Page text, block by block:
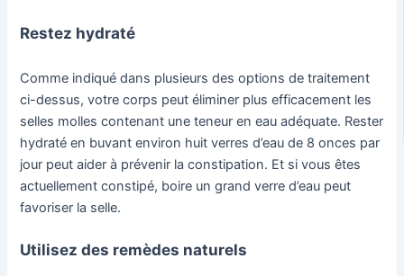
Restez hydraté
Comme indiqué dans plusieurs des options de traitement
ci-dessus, votre corps peut éliminer plus efficacement les
selles molles contenant une teneur en eau adéquate. Rester
hydraté en buvant environ huit verres d’eau de 8 onces par
jour peut aider à prévenir la constipation. Et si vous êtes
actuellement constipé, boire un grand verre d’eau peut
favoriser la selle.
Utilisez des remèdes naturels